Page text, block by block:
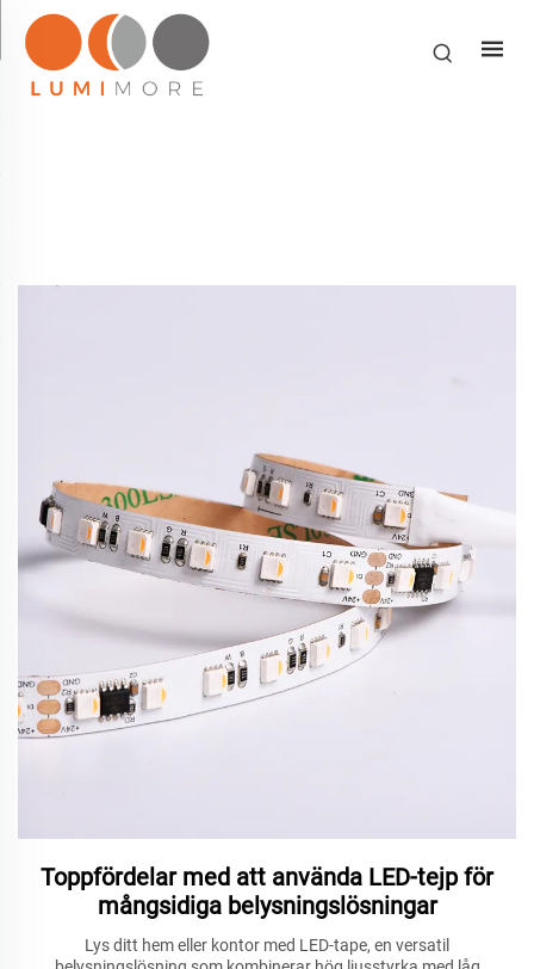
Toppfördelar med att använda LED-tejp för
mångsidiga belysningslösningar
Lys ditt hem eller kontor med LED-tape, en versatil